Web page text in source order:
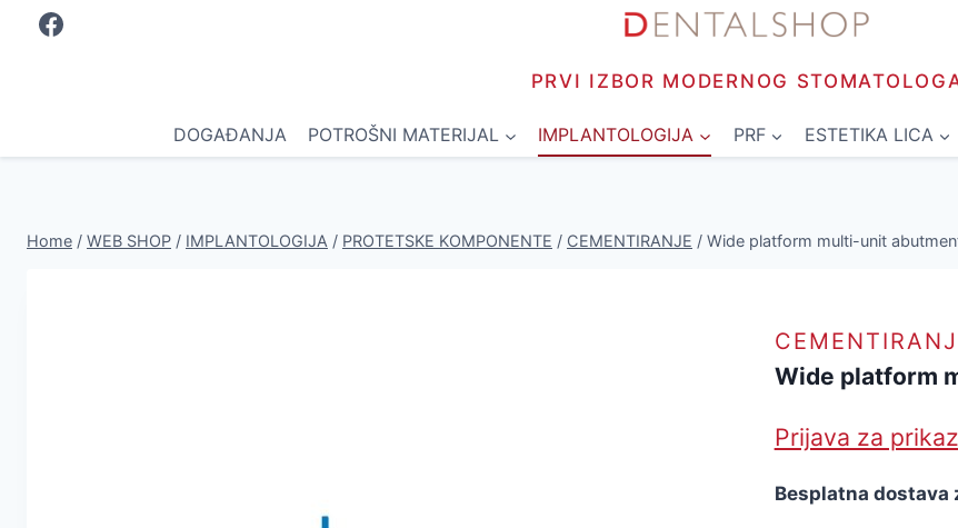
PRVI IZBOR MODERNOG
DOGAĐANJA POTROŠNI MATERIJAL IMPLANTOLOGIJA PRF ESTETIKA LICA
Home / WEB SHOP / IMPLANTOLOGIJA / PROTETSKE KOMPONENTE / CEMENTIRANJE / Wide platform multi-unit
Wide platform
Prijava za
Besplatna dostava